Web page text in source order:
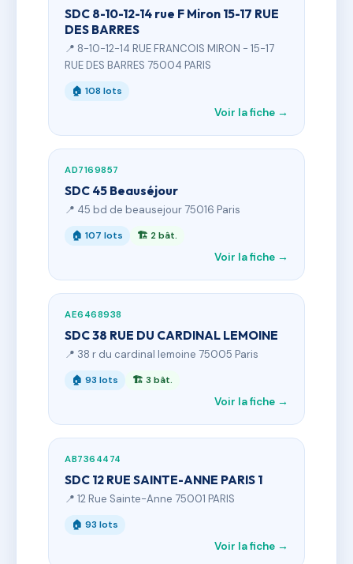
SDC 8-10-12-14 rue F Miron 15-17 RUE
DES BARRES
📍 8-10-12-14 RUE FRANCOIS MIRON - 15-17
RUE DES BARRES 75004 PARIS
🏠 108 lots
Voir la fiche →
AD7169857
SDC 45 Beauséjour
📍 45 bd de beausejour 75016 Paris
🏠 107 lots 🏗 2 bât.
Voir la fiche →
AE6468938
SDC 38 RUE DU CARDINAL LEMOINE
📍 38 r du cardinal lemoine 75005 Paris
🏠 93 lots 🏗 3 bât.
Voir la fiche →
AB7364474
SDC 12 RUE SAINTE-ANNE PARIS 1
📍 12 Rue Sainte-Anne 75001 PARIS
🏠 93 lots
Voir la fiche →